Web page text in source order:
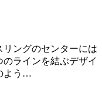
ングのセンターには
ラインを結ぶデザイ
よう…